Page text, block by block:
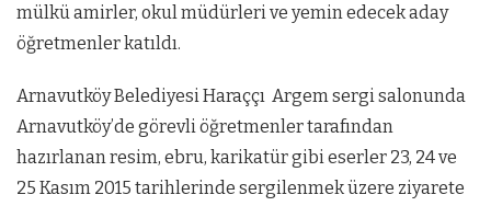
mülkü amirler, okul müdürleri ve yemin edecek aday
öğretmenler katıldı.
Arnavutköy Belediyesi Haraççı Argem sergi salonunda
Arnavutköy’de görevli öğretmenler tarafından
hazırlanan resim, ebru, karikatür gibi eserler 23, 24 ve
25 Kasım 2015 tarihlerinde sergilenmek üzere ziyarete